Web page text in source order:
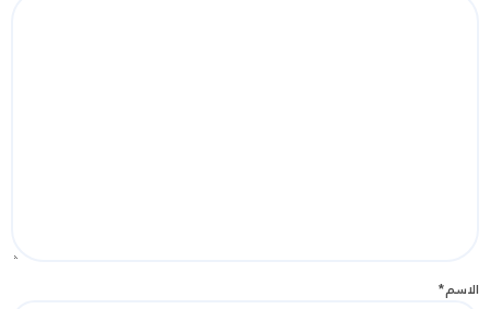
الاسم*